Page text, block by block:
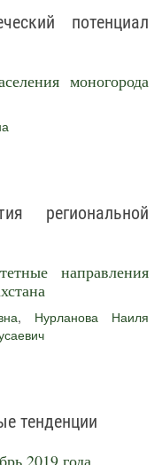
потенциал
моногорода
региональной
направления
, Нурланова Наиля
тенденции
2019 года